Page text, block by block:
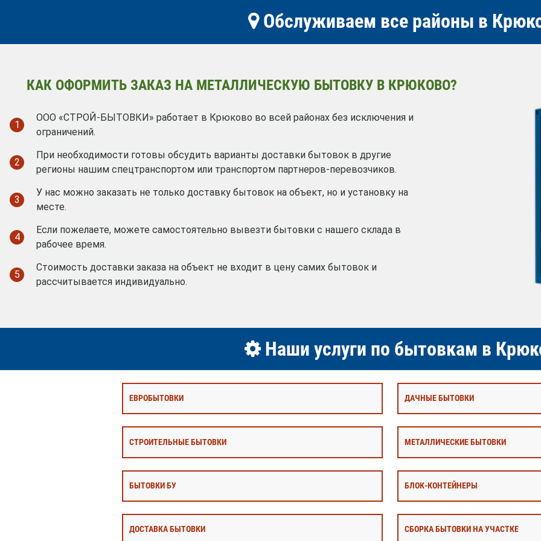
Обслуживаем все районы в
КАК ОФОРМИТЬ ЗАКАЗ НА МЕТАЛЛИЧЕСКУЮ БЫТОВКУ В КРЮКОВО?
1
ООО «СТРОЙ-БЫТОВКИ» работает в Крюково во всей районах без исключения и
ограничений.
2
При необходимости готовы обсудить варианты доставки бытовок в другие
регионы нашим спецтранспортом или транспортом партнеров-перевозчиков.
3
У нас можно заказать не только доставку бытовок на объект, но и установку на
месте.
4
Если пожелаете, можете самостоятельно вывезти бытовки с нашего склада в
рабочее время.
5
Стоимость доставки заказа на объект не входит в цену самих бытовок и
рассчитывается индивидуально.
Наши услуги по бытовкам в
ЕВРОБЫТОВКИ ДАЧНЫЕ БЫТОВКИ
СТРОИТЕЛЬНЫЕ БЫТОВКИ МЕТАЛЛИЧЕСКИЕ БЫТОВКИ
БЫТОВКИ БУ БЛОК-КОНТЕЙНЕРЫ
ДОСТАВКА БЫТОВКИ СБОРКА БЫТОВКИ НА УЧАСТКЕ